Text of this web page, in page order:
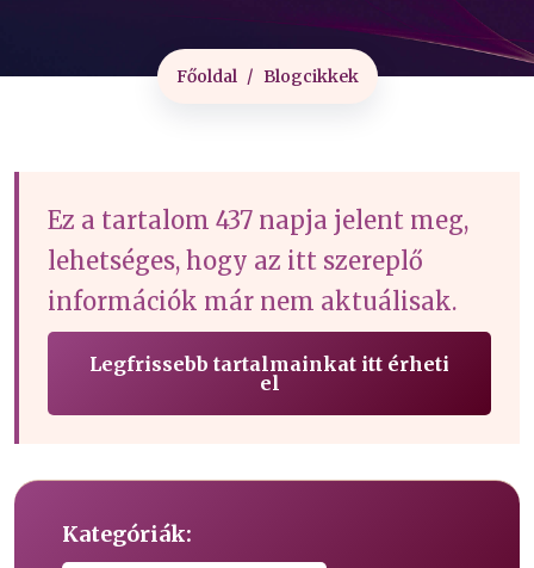
Főoldal Blogcikkek
Ez a tartalom 437 napja jelent meg,
lehetséges, hogy az itt szereplő
információk már nem aktuálisak.
Legfrissebb tartalmainkat itt érheti
el
Kategóriák: